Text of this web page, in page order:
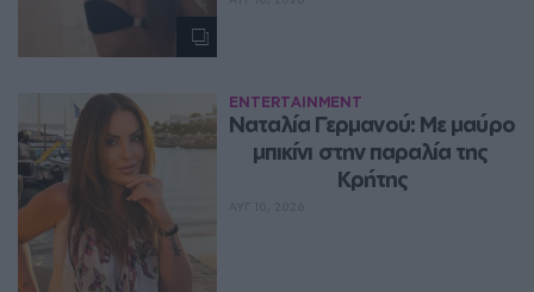
ENTERTAINMENT
Ναταλία Γερμανού: Με μαύρο
μπικίνι στην παραλία της
Κρήτης